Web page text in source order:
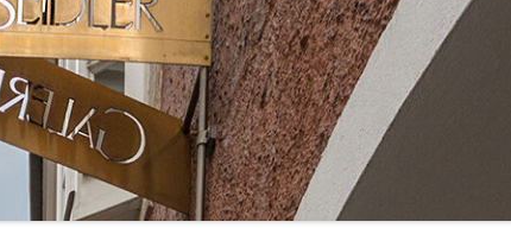
GOLDSCHMUCK
SILBERSCHMUCK
BAKELIT -UND MODESCHMUCK